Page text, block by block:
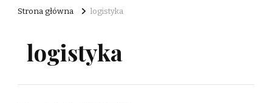
Strona główna logistyka
logistyka